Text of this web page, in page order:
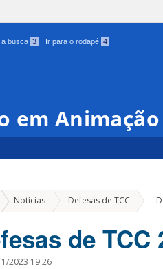
a busca 3 Ir para o rodapé 4
em Animação
Notícias Defesas de TCC »
de TCC
2023 19:26